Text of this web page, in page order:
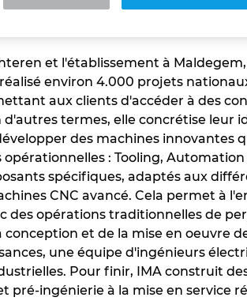
et l'établissement à
environ 4.000 projets
aux clients d'accéder à des
termes, elle concrétise leur
des machines innovantes
: Tooling,
spécifiques, adaptés aux
CNC avancé. Cela permet à
des opérations traditionnelles de
et de la mise en oeuvre
une équipe d'ingénieurs
Pour finir, IMA construit
ingénierie à la mise en service